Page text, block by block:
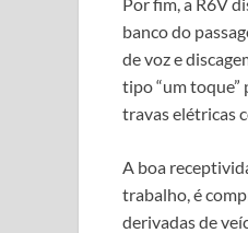
banco do
de voz e
tipo “um toque”
travas elétricas
A boa
trabalho, é
derivadas de